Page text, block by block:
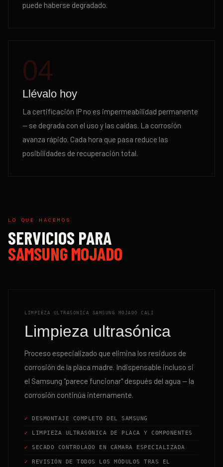
puede haberse degradado.
04
Llévalo hoy
La certificación IP no es impermeabilidad permanente
— se degrada con el uso y las caídas. La corrosión
avanza rápido. Cada hora que pasa reduce las
posibilidades de recuperación total.
LO QUE HACEMOS
SERVICIOS PARA
SAMSUNG MOJADO
LIMPIEZA ULTRASONICA SAMSUNG MOJADO CALI
Limpieza ultrasónica
Proceso especializado que elimina los residuos de
corrosión de la placa madre. Indispensable incluso si
el Samsung "parece funcionar" después del agua — la
corrosión continúa internamente.
DESMONTAJE COMPLETO DEL SAMSUNG
LIMPIEZA ULTRASÓNICA DE PLACA Y COMPONENTES
SECADO CONTROLADO EN CÁMARA ESPECIALIZADA
REVISIÓN DE TODOS LOS MÓDULOS TRAS EL